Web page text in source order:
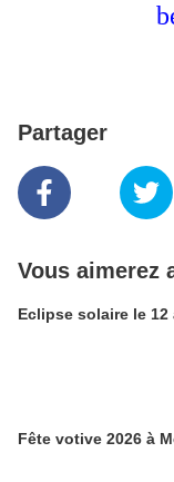
Partager
Vous aimerez
Eclipse solaire le 12
Fête votive 2026 à